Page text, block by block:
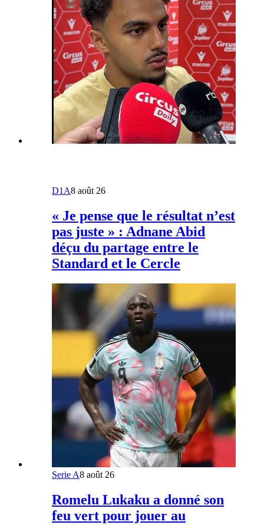
D1A8 août 26
« Je pense que le résultat n’est
pas juste » : Adnane Abid
déçu du partage entre le
Standard et le Cercle
Serie A8 août 26
Romelu Lukaku a donné son
feu vert pour jouer au